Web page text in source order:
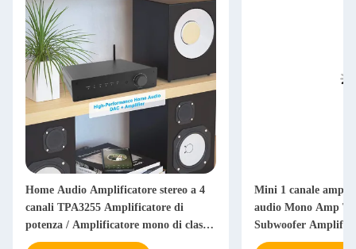
Home Audio Amplificatore stereo a 4
canali TPA3255 Amplificatore di
potenza / Amplificatore mono di classe
D
Mini 1 canale
audio Mono Amp
Subwoofer